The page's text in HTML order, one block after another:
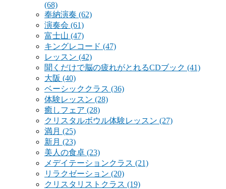
(68)
奉納演奏 (62)
演奏会 (61)
富士山 (47)
キングレコード (47)
レッスン (42)
聞くだけで脳の疲れがとれるCDブック (41)
大阪 (40)
ベーシッククラス (36)
体験レッスン (28)
癒しフェア (28)
クリスタルボウル体験レッスン (27)
満月 (25)
新月 (23)
美人の食卓 (23)
メデイテーションクラス (21)
リラクゼーション (20)
クリスタリストクラス (19)